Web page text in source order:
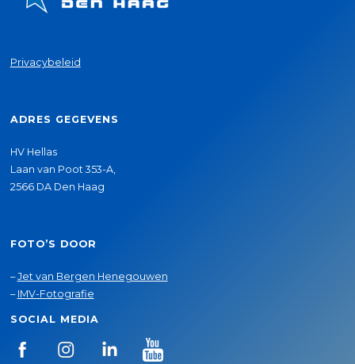
Privacybeleid
ADRES GEGEVENS
HV Hellas
Laan van Poot 353-A,
2566 DA Den Haag
FOTO’S DOOR
–Jet van Bergen Henegouwen
– IMV-Fotografie
SOCIAL MEDIA